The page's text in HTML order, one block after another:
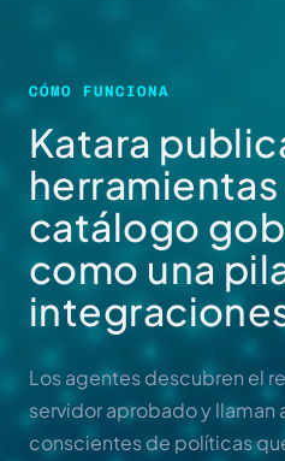
CÓMO FUNCIONA
Katara
catálogo
como una
Los agentes descubren el
servidor aprobado y llaman
conscientes de políticas